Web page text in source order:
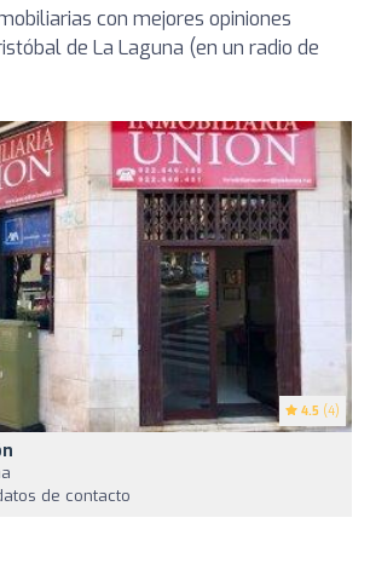
con mejores opiniones
de La Laguna (en un radio de
4.5 (4)
de contacto